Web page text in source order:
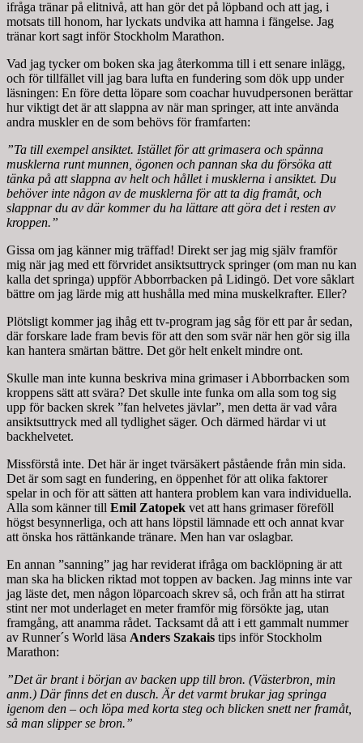
ifråga tränar på elitnivå, att han gör det på löpband och att jag, i
motsats till honom, har lyckats undvika att hamna i fängelse. Jag
tränar kort sagt inför Stockholm Marathon.
Vad jag tycker om boken ska jag återkomma till i ett senare inlägg,
och för tillfället vill jag bara lufta en fundering som dök upp under
läsningen: En före detta löpare som coachar huvudpersonen berättar
hur viktigt det är att slappna av när man springer, att inte använda
andra muskler en de som behövs för framfarten:
”Ta till exempel ansiktet. Istället för att grimasera och spänna
musklerna runt munnen, ögonen och pannan ska du försöka att
tänka på att slappna av helt och hållet i musklerna i ansiktet. Du
behöver inte någon av de musklerna för att ta dig framåt, och
slappnar du av där kommer du ha lättare att göra det i resten av
kroppen.”
Gissa om jag känner mig träffad! Direkt ser jag mig själv framför
mig när jag med ett förvridet ansiktsuttryck springer (om man nu kan
kalla det springa) uppför Abborrbacken på Lidingö. Det vore såklart
bättre om jag lärde mig att hushålla med mina muskelkrafter. Eller?
Plötsligt kommer jag ihåg ett tv-program jag såg för ett par år sedan,
där forskare lade fram bevis för att den som svär när hen gör sig illa
kan hantera smärtan bättre. Det gör helt enkelt mindre ont.
Skulle man inte kunna beskriva mina grimaser i Abborrbacken som
kroppens sätt att svära? Det skulle inte funka om alla som tog sig
upp för backen skrek ”fan helvetes jävlar”, men detta är vad våra
ansiktsuttryck med all tydlighet säger. Och därmed härdar vi ut
backhelvetet.
Missförstå inte. Det här är inget tvärsäkert påstående från min sida.
Det är som sagt en fundering, en öppenhet för att olika faktorer
spelar in och för att sätten att hantera problem kan vara individuella.
Alla som känner till Emil Zatopek vet att hans grimaser föreföll
högst besynnerliga, och att hans löpstil lämnade ett och annat kvar
att önska hos rättänkande tränare. Men han var oslagbar.
En annan ”sanning” jag har reviderat ifråga om backlöpning är att
man ska ha blicken riktad mot toppen av backen. Jag minns inte var
jag läste det, men någon löparcoach skrev så, och från att ha stirrat
stint ner mot underlaget en meter framför mig försökte jag, utan
framgång, att anamma rådet. Tacksamt då att i ett gammalt nummer
av Runner´s World läsa Anders Szakais tips inför Stockholm
Marathon:
”Det är brant i början av backen upp till bron. (Västerbron, min
anm.) Där finns det en dusch. Är det varmt brukar jag springa
igenom den – och löpa med korta steg och blicken snett ner framåt,
så man slipper se bron.”